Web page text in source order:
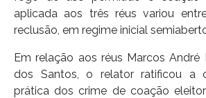
aplicada aos três réus variou
reclusão, em regime inicial
Em relação aos réus Marcos André
dos Santos, o relator ratificou a
prática dos crime de coação